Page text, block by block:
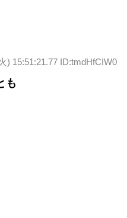
) 15:51:21.77 ID:tmdHfCIW0
も